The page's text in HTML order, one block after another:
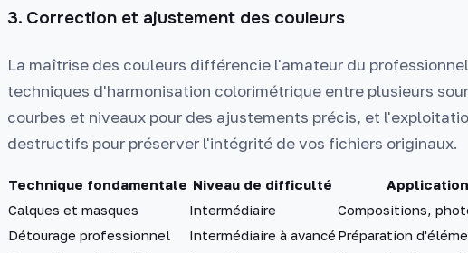
3. Correction et ajustement des couleurs
La maîtrise des couleurs différencie l'amateur du
techniques d'harmonisation colorimétrique entre plusieurs
courbes et niveaux pour des ajustements précis, et
destructifs pour préserver l'intégrité de vos fichiers originaux.
Technique fondamentale Niveau de difficulté
Calques et masques
Intermédiaire
Compositions,
Détourage professionnel
Intermédiaire à avancé Préparation